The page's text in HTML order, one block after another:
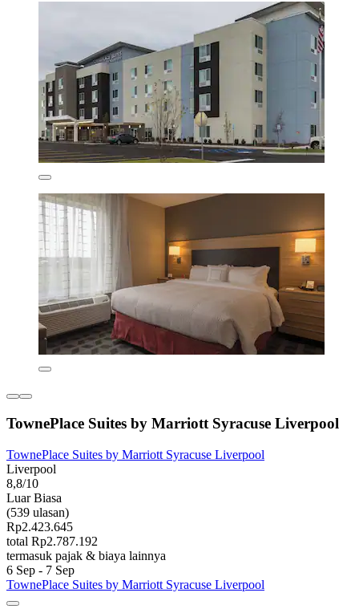
TownePlace Suites by Marriott Syracuse Liverpool
TownePlace Suites by Marriott Syracuse Liverpool
Liverpool
8,8/10
Luar Biasa
(539 ulasan)
Rp2.423.645
total Rp2.787.192
termasuk pajak & biaya lainnya
6 Sep - 7 Sep
TownePlace Suites by Marriott Syracuse Liverpool